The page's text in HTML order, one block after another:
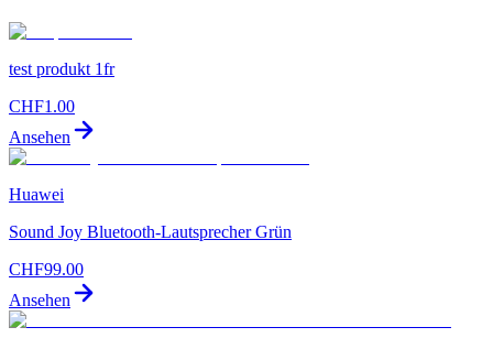
test produkt 1fr
CHF1.00
Ansehen
Huawei
Sound Joy Bluetooth-Lautsprecher Grün
CHF99.00
Ansehen